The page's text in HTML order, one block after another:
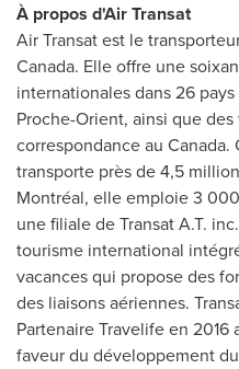
À propos d'Air Transat
Air Transat est le
Canada. Elle offre une
internationales dans 26
Proche-Orient, ainsi que
correspondance au Canada.
transporte près de 4,5
Montréal, elle emploie 3
une filiale de Transat A.T.
tourisme international
vacances qui propose des
des liaisons aériennes.
Partenaire Travelife en
faveur du développement